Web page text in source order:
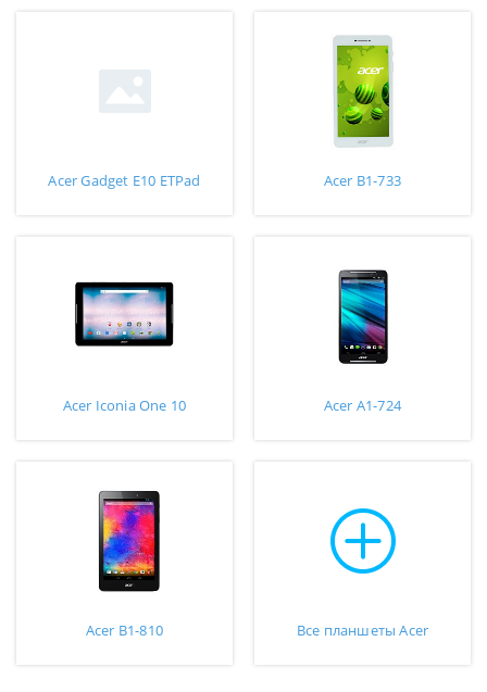
Acer Gadget E10 ETPad Acer B1-733
Acer Iconia One 10 Acer A1-724
Acer B1-810 Все планшеты Acer